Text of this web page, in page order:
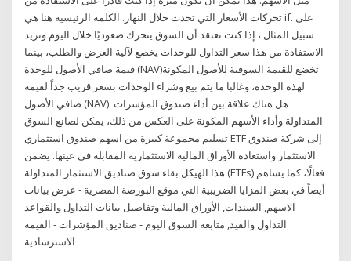
تحركات الأسعار التي تحدث خلال النهار. الكلمة الرئيسية هنا هي if. على
سبيل المثال ، إذا كنت تعتقد أن السوق يتحرك صعوديًا خلال اليوم وتريد
الاستفادة من هذا سعر التداول للوحدات يخضع لآلية العرض والطلب، بينما
قيمة صافي الأصول للوحدة (NAV)تخضع للقيمة السوقية للأصول المكونة
لهذه الوحدة، وغالبا ما يتم بيع وشراء الوحدات بسعر قريب جداً لقيمة
صافي الأصول (NAV). هل هناك علاقة بين أداء صندوق المؤشرات
المتداولة وأداء الأسهم المكونة على العكس من ذلك، يمكن لصانع السوق
تسليم مجموعة كبيرة من اسهم صندوق استثماري ETF إلى شركة صندوق
الاستثمار واستعادة الأوراق المالية الاستثمارية المقابلة في عينها. يضمن
هذا الهيكل بقاء سوق صناديق الاستثمار المتداولة (ETFs) فعالًا، كما يساهم
أيضاً في بعض المزايا الضريبية التي موقع البورصة المصرية - عرض بيانات
الاسهم, السندات, الأوراق المالية وتفاصيل بيانات التداول والقواعد
التداول والقيد, متابعة السوق اليوم - صناديق المؤشرات - القيمة
الاسترشادية